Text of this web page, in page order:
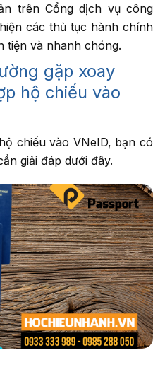
trên Cổng dịch vụ công
các thủ tục hành chính
tiện và nhanh chóng.
gặp xoay
hộ chiếu vào
chiếu vào VNeID, bạn có
giải đáp dưới đây.